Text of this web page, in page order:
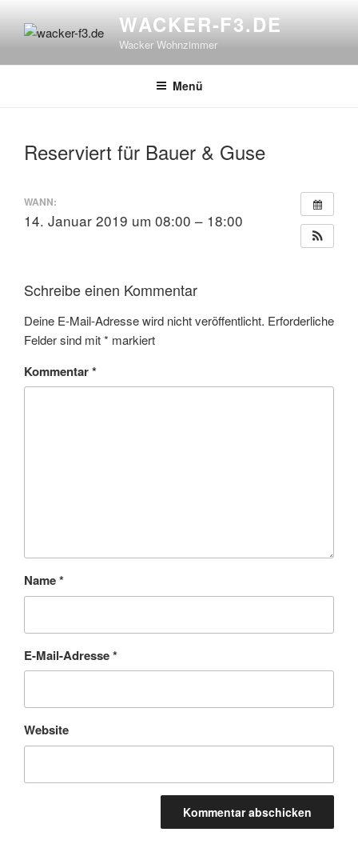
Inhalt
WACKER-F3.DE
Wacker Wohnzimmer
Menü
Reserviert für Bauer & Guse
WANN:
14. Januar 2019 um 08:00 – 18:00
Schreibe einen Kommentar
Deine E-Mail-Adresse wird nicht veröffentlicht. Erforderliche
Felder sind mit* markiert
Kommentar*
Name*
E-Mail-Adresse*
Website